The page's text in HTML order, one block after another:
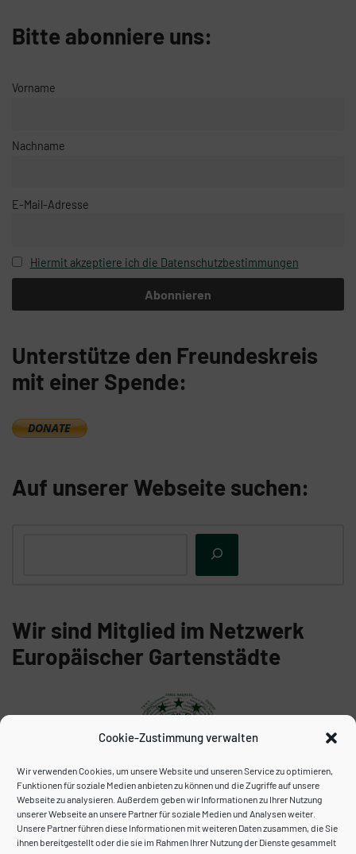
Cookie-Zustimmung verwalten
Wir verwenden Cookies, um unsere Website und unseren Service zu optimieren,
Funktionen für soziale Medien anbieten zu können und die Zugriffe auf unsere
Webseite zu analysieren. Außerdem geben wir Informationen zu Ihrer Nutzung
unserer Webseite an unsere Partner für soziale Medien und Analysen weiter.
Unsere Partner führen diese Informationen mit weiteren Daten zusammen, die Sie
ihnen bereitgestellt oder die sie im Rahmen Ihrer Nutzung der Dienste gesammelt
Bitte abonniere uns:
Vorname
Nachname
E-Mail-Adresse
Hiermit akzeptiere ich die Datenschutzbestimmungen
Unterstütze den Freundeskreis
mit einer Spende:
Auf unserer Webseite suchen:
Wir sind Mitglied im Netzwerk
Europäischer Gartenstädte
Unser Archiv: